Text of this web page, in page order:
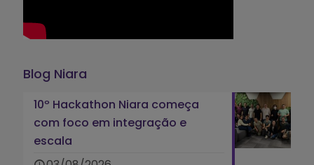
Blog Niara
10º Hackathon Niara começa
com foco em integração e
escala